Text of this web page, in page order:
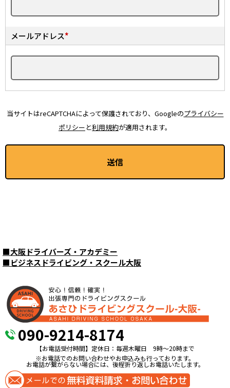
メールアドレス*
当サイトはreCAPTCHAによって保護されており、Googleのプライバシー
ポリシー と利用規約が適用されます。
■大阪ドライバーズ・アカデミー
■ビジネスドライビング・スクール大阪
090-9214-8174
【お電話受付時間】定休日：毎週木曜日 9時〜20時まで
※お電話でのお問い合わせやお申込みも行っております。
お電話が繋がらない場合には、後程折り返しお電話いたします。